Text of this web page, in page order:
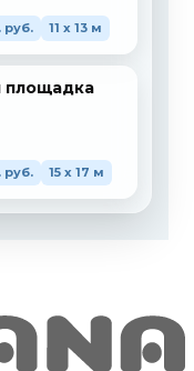
руб. 11 x 13 м
площадка
руб. 15 x 17 м